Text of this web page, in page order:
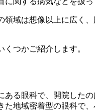
域は想像以上に広
つかご紹介します。
る眼科で、開院したの
地域密着型の眼科で